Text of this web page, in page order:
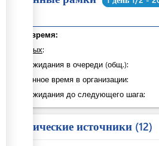
Общее время:
из которых:
Время ожидания в очереди (общ.):
Затраченное время в организации:
Время ожидания до следующего шага:
Юридические источники 12